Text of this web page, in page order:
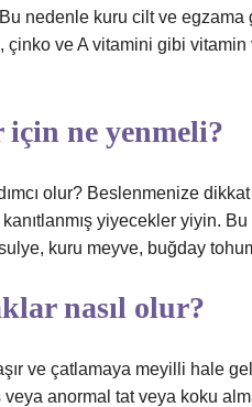
nedenle kuru cilt ve egzama
ve A vitamini gibi vitamin
ne yenmeli?
olur? Beslenmenize
yiyecekler yiyin.
kuru meyve, buğday
nasıl olur?
ve çatlamaya meyilli hale
veya anormal tat veya koku